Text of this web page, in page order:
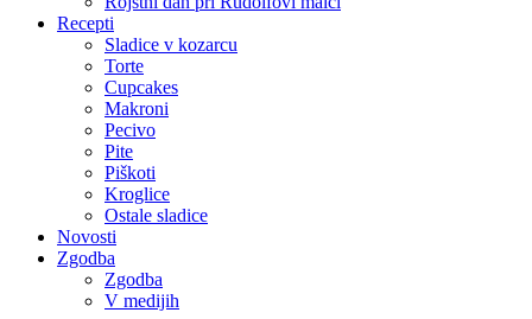
Recepti
Sladice v kozarcu
Torte
Cupcakes
Makroni
Pecivo
Pite
Piškoti
Kroglice
Ostale sladice
Novosti
Zgodba
Zgodba
V medijih